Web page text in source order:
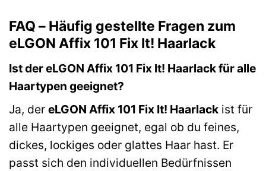
FAQ – Häufig gestellte Fragen zum
eLGON Affix 101 Fix It! Haarlack
Ist der eLGON Affix 101 Fix It! Haarlack für alle
Haartypen geeignet?
Ja, der eLGON Affix 101 Fix It! Haarlack ist für
alle Haartypen geeignet, egal ob du feines,
dickes, lockiges oder glattes Haar hast. Er
passt sich den individuellen Bedürfnissen